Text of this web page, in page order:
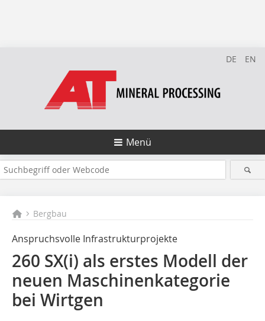
DE EN
Menü
Bergbau
Anspruchsvolle Infrastrukturprojekte
260 SX(i) als erstes Modell der
neuen Maschinenkategorie
bei Wirtgen